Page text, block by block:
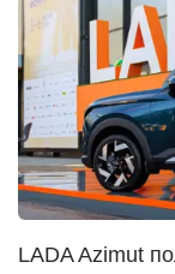
LADA Azimut